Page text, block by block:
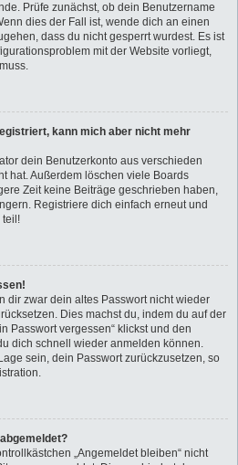
Prüfe zunächst, ob dein Benutzername
dies der Fall ist, wende dich an einen
dass du nicht gesperrt wurdest. Es ist
mit der Website vorliegt,
kann mich aber nicht mehr
dein Benutzerkonto aus verschieden
hat. Außerdem löschen viele Boards
Zeit keine Beiträge geschrieben haben,
Registriere dich einfach erneut und
teil!
dir zwar dein altes Passwort nicht wieder
Dies machst du, indem du auf der
Passwort vergessen“ klickst und den
dich schnell wieder anmelden können.
sein, dein Passwort zurückzusetzen, so
„Angemeldet bleiben“ nicht